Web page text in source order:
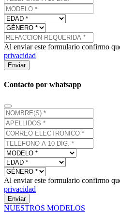
Al enviar este formulario confirmo
privacidad
Enviar
Contacto por whatsapp
Al enviar este formulario confirmo
privacidad
Enviar
NUESTROS MODELOS